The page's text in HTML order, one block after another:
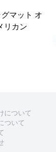
マット オ
リカン
について
ついて